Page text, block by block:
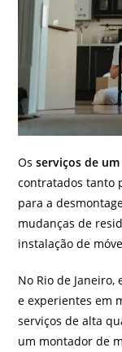
Osserviços de
contratados tanto
para a
mudanças de
instalação de
No Rio de
e experientes em
serviços de alta
um montador de